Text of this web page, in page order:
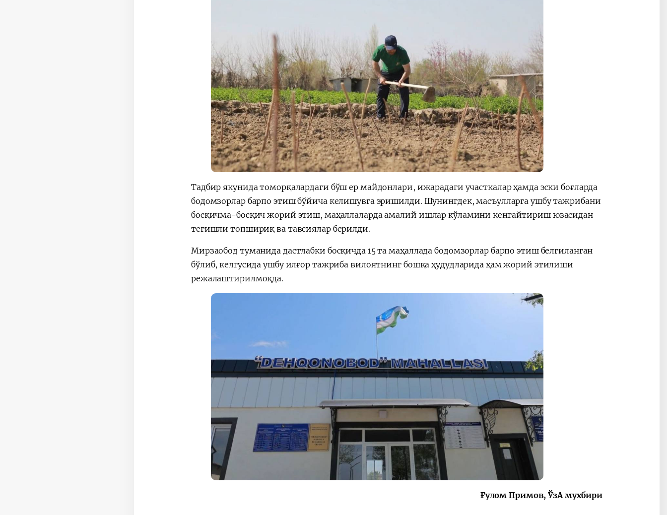
Тадбир якунида томорқалардаги бўш ер майдонлари, ижарадаги участкалар ҳамда эски боғларда
бодомзорлар барпо этиш бўйича келишувга эришилди. Шунингдек, масъулларга ушбу тажрибани
босқичма-босқич жорий этиш, маҳаллаларда амалий ишлар кўламини кенгайтириш юзасидан
тегишли топшириқ ва тавсиялар берилди.
Мирзаобод туманида дастлабки босқичда 15 та маҳаллада бодомзорлар барпо этиш белгиланган
бўлиб, келгусида ушбу илғор тажриба вилоятнинг бошқа ҳудудларида ҳам жорий этилиши
режалаштирилмоқда.
Ғулом Примов, ЎзА мухбири